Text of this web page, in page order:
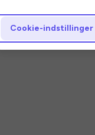
Cookie-indstillinger